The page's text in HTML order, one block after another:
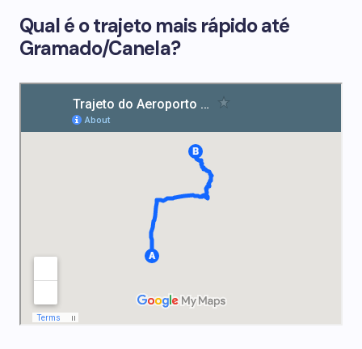
Qual é o trajeto mais rápido até
Gramado/Canela?